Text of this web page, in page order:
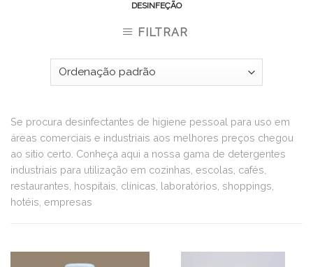
DESINFEÇÃO
FILTRAR
Se procura desinfectantes de higiene pessoal para uso em
áreas comerciais e industriais aos melhores preços chegou
ao sitio certo. Conheça aqui a nossa gama de detergentes
industriais para utilização em cozinhas, escolas, cafés,
restaurantes, hospitais, clínicas, laboratórios, shoppings,
hotéis, empresas